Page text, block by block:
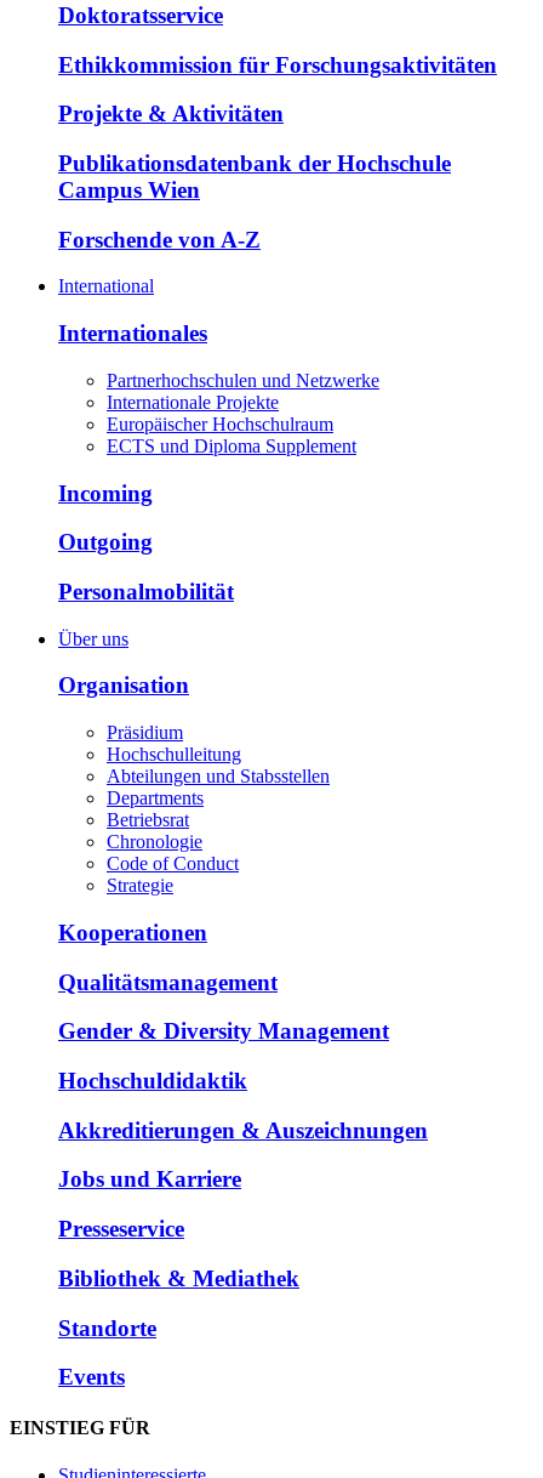
Doktoratsservice
Ethikkommission für Forschungsaktivitäten
Projekte & Aktivitäten
Publikationsdatenbank der Hochschule
Campus Wien
Forschende von A-Z
International
Internationales
Partnerhochschulen und Netzwerke
Internationale Projekte
Europäischer Hochschulraum
ECTS und Diploma Supplement
Incoming
Outgoing
Personalmobilität
Über uns
Organisation
Präsidium
Hochschulleitung
Abteilungen und Stabsstellen
Departments
Betriebsrat
Chronologie
Code of Conduct
Strategie
Kooperationen
Qualitätsmanagement
Gender & Diversity Management
Hochschuldidaktik
Akkreditierungen & Auszeichnungen
Jobs und Karriere
Presseservice
Bibliothek & Mediathek
Standorte
Events
EINSTIEG FÜR